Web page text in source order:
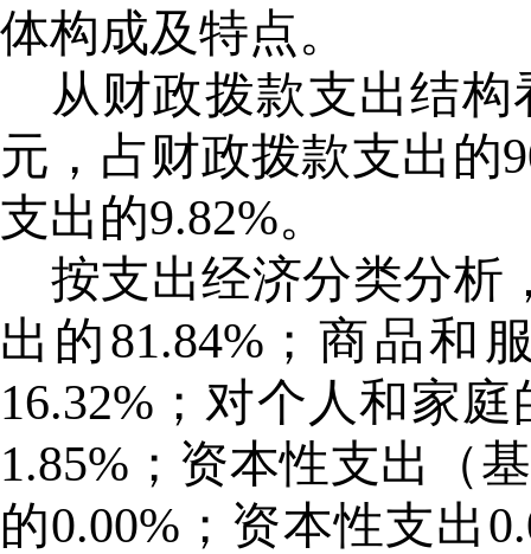
体构成及特点。
从财政拨款支出结
元，占财政拨款支出的
支出的9.82%。
按支出经济分类分析
出的81.84%；商品和
16.32%；对个人和家
1.85%；资本性支出（
的0.00%；资本性支出